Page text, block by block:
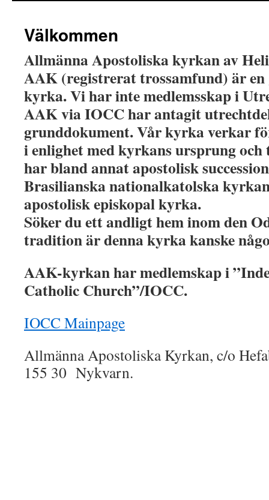
Välkommen
Allmänna Apostoliska kyrkan av
AAK (registrerat trossamfund) är
kyrka. Vi har inte medlemsskap i
AAK via IOCC har antagit
grunddokument. Vår kyrka verkar
i enlighet med kyrkans ursprung
har bland annat apostolisk
Brasilianska nationalkatolska
apostolisk episkopal kyrka.
Söker du ett andligt hem inom den
tradition är denna kyrka kanske
AAK-kyrkan har medlemskap i
Catholic Church”/IOCC.
IOCC Mainpage
Allmänna Apostoliska Kyrkan, c/o
155 30 Nykvarn.